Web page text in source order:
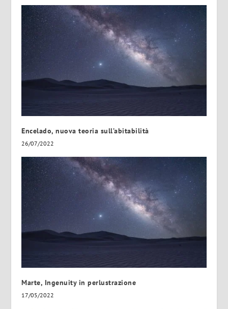
Encelado, nuova teoria sull’abitabilità
26/07/2022
Marte, Ingenuity in perlustrazione
17/05/2022